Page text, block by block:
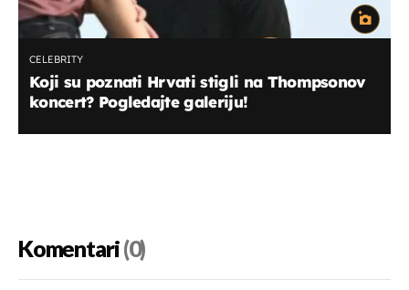
CELEBRITY
Koji su poznati Hrvati stigli na Thompsonov
koncert? Pogledajte galeriju!
Komentari(0)